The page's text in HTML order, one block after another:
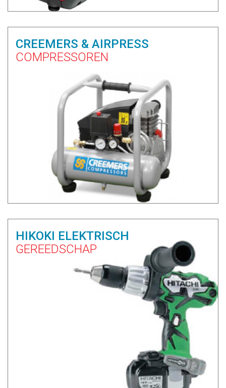
CREEMERS & AIRPRESS
COMPRESSOREN
HIKOKI ELEKTRISCH
GEREEDSCHAP